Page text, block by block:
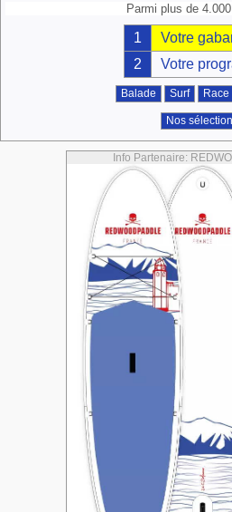
Parmi plus de
1
Votre
2
Votre
Balade Surf Race
Nos
Info Partenaire: